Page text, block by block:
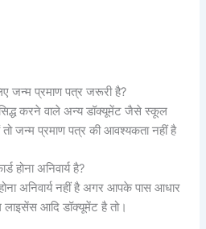
जन्म प्रमाण पत्र जरूरी है?
करने वाले अन्य डॉक्यूमेंट जैसे स्कूल
जन्म प्रमाण पत्र की आवश्यकता नहीं है
होना अनिवार्य है?
अनिवार्य नहीं है अगर आपके पास आधार
लाइसेंस आदि डॉक्यूमेंट है तो।